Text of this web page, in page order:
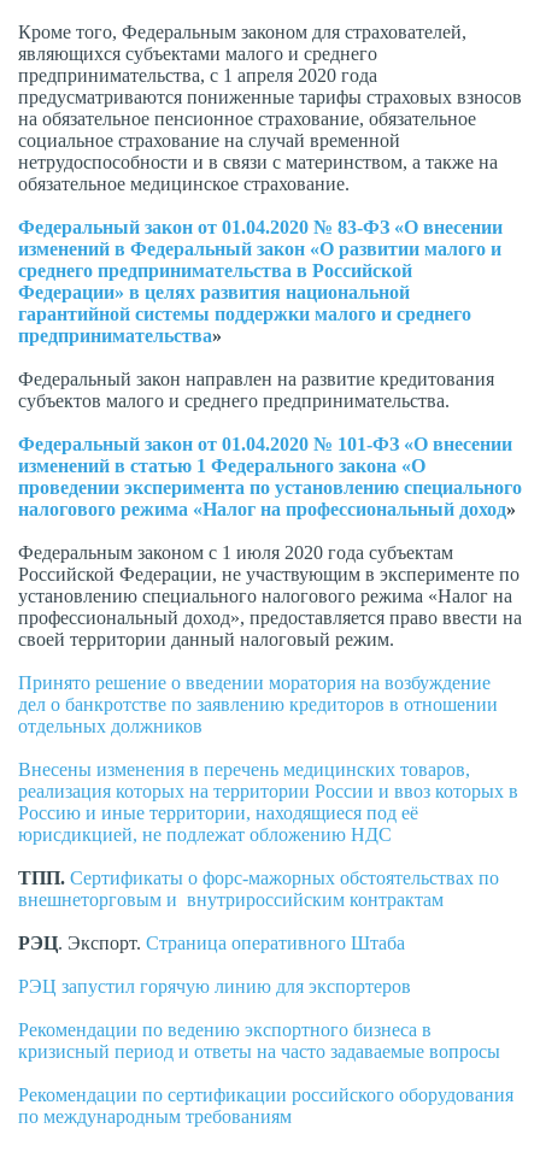
Кроме того, Федеральным законом для страхователей,
являющихся субъектами малого и среднего
предпринимательства, с 1 апреля 2020 года
предусматриваются пониженные тарифы страховых взносов
на обязательное пенсионное страхование, обязательное
социальное страхование на случай временной
нетрудоспособности и в связи с материнством, а также на
обязательное медицинское страхование.
Федеральный закон от 01.04.2020 № 83-ФЗ «О внесении
изменений в Федеральный закон «О развитии малого и
среднего предпринимательства в Российской
Федерации» в целях развития национальной
гарантийной системы поддержки малого и среднего
предпринимательства»
Федеральный закон направлен на развитие кредитования
субъектов малого и среднего предпринимательства.
Федеральный закон от 01.04.2020 № 101-ФЗ «О внесении
изменений в статью 1 Федерального закона «О
проведении эксперимента по установлению специального
налогового режима «Налог на профессиональный доход»
Федеральным законом с 1 июля 2020 года субъектам
Российской Федерации, не участвующим в эксперименте по
установлению специального налогового режима «Налог на
профессиональный доход», предоставляется право ввести на
своей территории данный налоговый режим.
Принято решение о введении моратория на возбуждение
дел о банкротстве по заявлению кредиторов в отношении
отдельных должников
Внесены изменения в перечень медицинских товаров,
реализация которых на территории России и ввоз которых в
Россию и иные территории, находящиеся под её
юрисдикцией, не подлежат обложению НДС
ТПП. Сертификаты о форс-мажорных обстоятельствах по
внешнеторговым и внутрироссийским контрактам
РЭЦ. Экспорт. Страница оперативного Штаба
РЭЦ запустил горячую линию для экспортеров
Рекомендации по ведению экспортного бизнеса в
кризисный период и ответы на часто задаваемые вопросы
Рекомендации по сертификации российского оборудования
по международным требованиям